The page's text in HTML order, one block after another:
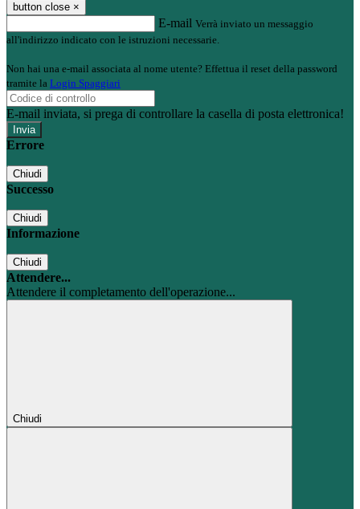
button close ×
E-mail Verrà inviato un messaggio
all'indirizzo indicato con le istruzioni necessarie.
Non hai una e-mail associata al nome utente? Effettua il reset della password
tramite la Login Spaggiari
E-mail inviata, si prega di controllare la casella di posta elettronica!
Errore
Chiudi
Successo
Chiudi
Informazione
Chiudi
Attendere...
Attendere il completamento dell'operazione...
Chiudi